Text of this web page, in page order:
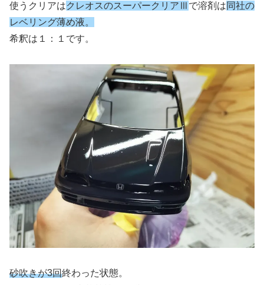
使うクリアはクレオスのスーパークリアⅢ で溶剤は同社の
レベリング薄め液。
希釈は１：１です。
砂吹きが3回終わった状態。